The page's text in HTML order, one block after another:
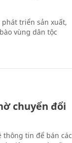
triển sản xuất,
vùng dân tộc
chuyển đổi
thông tin để bán các